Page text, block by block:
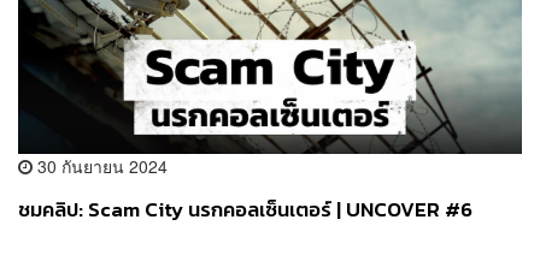
30 กันยายน 2024
ชมคลิป: Scam City นรกคอลเซ็นเตอร์ | UNCOVER #6